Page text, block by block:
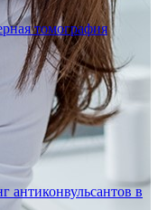
томография
антиконвульсантов в